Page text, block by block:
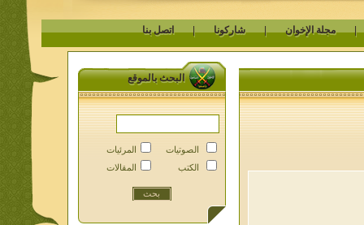
مجلة الإخوان | شاركونا | اتصل بنا
البحث بالموقع
الصوتيات
الكتب
المرئيات
المقالات